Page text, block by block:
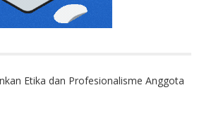
Etika dan Profesionalisme Anggota